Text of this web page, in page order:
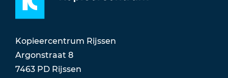
Kopieercentrum Rijssen
Argonstraat 8
7463 PD Rijssen